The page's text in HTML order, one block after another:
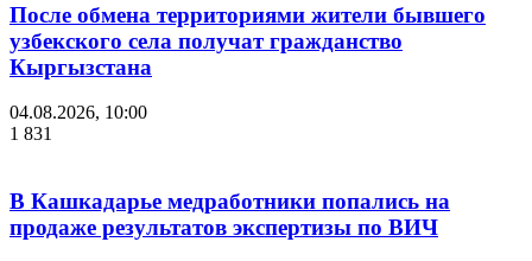
После обмена территориями жители бывшего
узбекского села получат гражданство
Кыргызстана
04.08.2026, 10:00
1 831
В Кашкадарье медработники попались на
продаже результатов экспертизы по ВИЧ